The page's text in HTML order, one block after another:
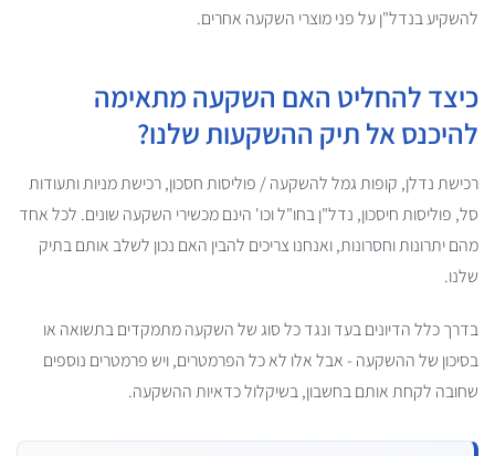
להשקיע בנדל"ן על פני מוצרי השקעה אחרים.
כיצד להחליט האם השקעה מתאימה
להיכנס אל תיק ההשקעות שלנו?
רכישת נדלן, קופות גמל להשקעה / פוליסות חסכון, רכישת מניות ותעודות
סל, פוליסות חיסכון, נדל"ן בחו"ל וכו' הינם מכשירי השקעה שונים. לכל אחד
מהם יתרונות וחסרונות, ואנחנו צריכים להבין האם נכון לשלב אותם בתיק
שלנו.
בדרך כלל הדיונים בעד ונגד כל סוג של השקעה מתמקדים בתשואה או
בסיכון של ההשקעה - אבל אלו לא כל הפרמטרים, ויש פרמטרים נוספים
שחובה לקחת אותם בחשבון, בשיקלול כדאיות ההשקעה.